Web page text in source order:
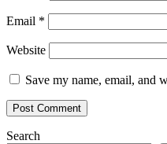
Email *
Website
Save my name, email, and
Search